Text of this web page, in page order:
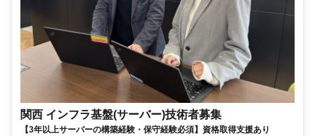
関西 インフラ基盤(サーバー)技術者募集
【3年以上サーバーの構築経験・保守経験必須】資格取得支援あり